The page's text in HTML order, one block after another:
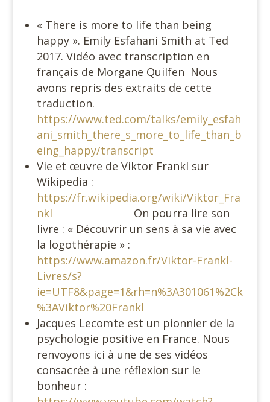
« There is more to life than being
happy ». Emily Esfahani Smith at Ted
2017. Vidéo avec transcription en
français de Morgane Quilfen Nous
avons repris des extraits de cette
traduction.
https://www.ted.com/talks/emily_esfah
ani_smith_there_s_more_to_life_than_b
eing_happy/transcript
Vie et œuvre de Viktor Frankl sur
Wikipedia :
https://fr.wikipedia.org/wiki/Viktor_Fra
nkl On pourra lire son
livre : « Découvrir un sens à sa vie avec
la logothérapie » :
https://www.amazon.fr/Viktor-Frankl-
Livres/s?
ie=UTF8&page=1&rh=n%3A301061%2Ck
%3AViktor%20Frankl
Jacques Lecomte est un pionnier de la
psychologie positive en France. Nous
renvoyons ici à une de ses vidéos
consacrée à une réflexion sur le
bonheur :